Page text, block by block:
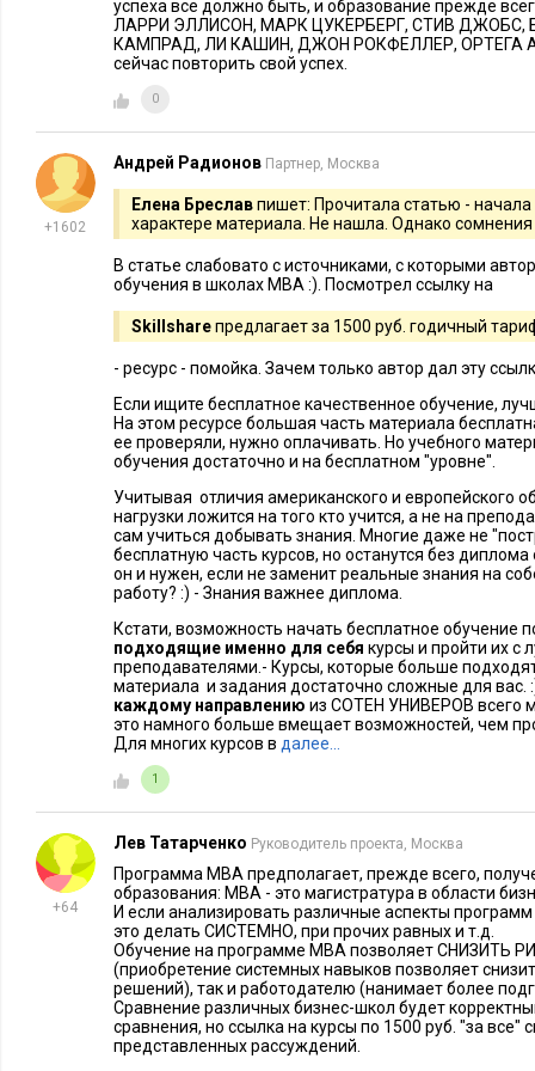
успеха все должно быть, и образование прежде
ЛАРРИ ЭЛЛИСОН, МАРК ЦУКЕРБЕРГ, СТИВ ДЖОБС,
КАМПРАД, ЛИ КАШИН, ДЖОН РОКФЕЛЛЕР, ОРТЕГА
сейчас повторить свой успех.
0
+1602
Андрей Радионов Партнер, Москва
Елена Бреславпишет: Прочитала статью -
характере материала. Не нашла. Однако сомнения
В статье слабовато с источниками, с которыми
обучения в школах MBA :). Посмотрел ссылку на
Skillshareпредлагает за 1500 руб. годичный
- ресурс - помойка. Зачем только автор дал эту
Если ищите бесплатное качественное обучение,
На этом ресурсе большая часть материала
ее проверяли, нужно оплачивать. Но учебного
обучения достаточно и на бесплатном "уровне".
Учитывая отличия американского и европейского
нагрузки ложится на того кто учится, а не на
сам учиться добывать знания. Многие даже не
бесплатную часть курсов, но останутся без
он и нужен, если не заменит реальные знания на
работу? :) - Знания важнее диплома.
Кстати, возможность начать бесплатное обучение
подходящие именно для себя курсы и пройти их с
преподавателями.- Курсы, которые больше
материала и задания достаточно сложные для
каждому направлению из СОТЕН УНИВЕРОВ всего
это намного больше вмещает возможностей, чем
Для многих курсов в далее…
1
+64
Лев Татарченко Руководитель проекта, Москва
Программа МВА предполагает, прежде всего,
образования: МВА - это магистратура в области
И если анализировать различные аспекты
это делать СИСТЕМНО, при прочих равных и т.д.
Обучение на программе МВА позволяет СНИЗИТЬ
(приобретение системных навыков позволяет
решений), так и работодателю (нанимает более
Сравнение различных бизнес-школ будет
сравнения, но ссылка на курсы по 1500 руб. "за все"
представленных рассуждений.